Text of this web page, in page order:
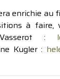
enrichie au
à faire,
Vasserot :
Kugler :